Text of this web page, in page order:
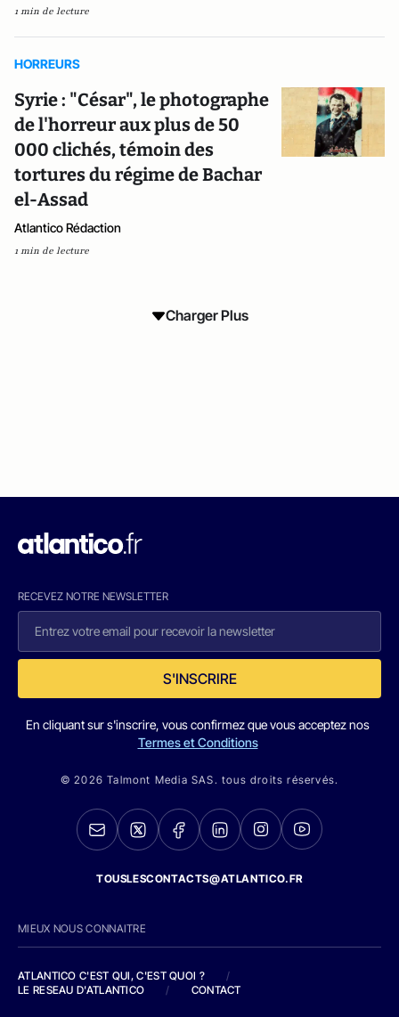
1 min de lecture
HORREURS
Syrie : "César", le photographe
de l'horreur aux plus de 50
000 clichés, témoin des
tortures du régime de Bachar
el-Assad
Atlantico Rédaction
1 min de lecture
Charger Plus
RECEVEZ NOTRE NEWSLETTER
S'INSCRIRE
En cliquant sur s'inscrire, vous confirmez que vous acceptez nos
Termes et Conditions
© 2026 Talmont Media SAS. tous droits réservés.
TOUSLESCONTACTS@ATLANTICO.FR
MIEUX NOUS CONNAITRE
ATLANTICO C'EST QUI, C'EST QUOI ?
/
LE RESEAU D'ATLANTICO
/ CONTACT